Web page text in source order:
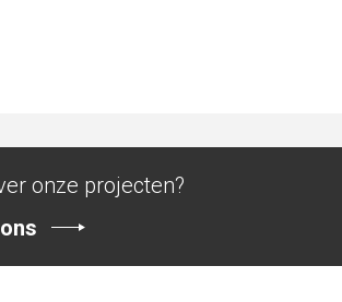
onze projecten?